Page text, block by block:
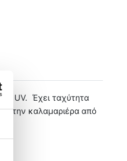
UV. Έχει ταχύτητα
την καλαμαριέρα από